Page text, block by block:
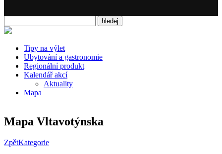
Tipy na výlet
Ubytování a gastronomie
Regionální produkt
Kalendář akcí
Aktuality
Mapa
Mapa Vltavotýnska
ZpětKategorie